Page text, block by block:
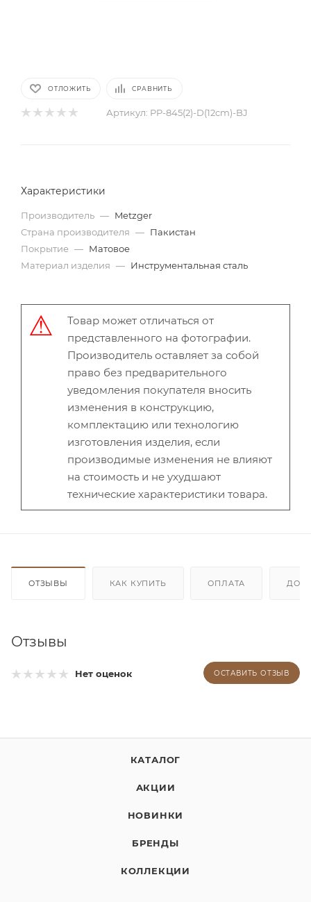
ОТЛОЖИТЬ СРАВНИТЬ
Артикул: PP-845(2)-D(12cm)-BJ
Характеристики
Производитель — Metzger
Страна производителя — Пакистан
Покрытие — Матовое
Материал изделия — Инструментальная сталь
Товар может отличаться от
представленного на фотографии.
Производитель оставляет за собой
право без предварительного
уведомления покупателя вносить
изменения в конструкцию,
комплектацию или технологию
изготовления изделия, если
производимые изменения не влияют
на стоимость и не ухудшают
технические характеристики товара.
ОТЗЫВЫ КАК КУПИТЬ ОПЛАТА
Отзывы
Нет оценок ОСТАВИТЬ ОТЗЫВ
КАТАЛОГ
АКЦИИ
НОВИНКИ
БРЕНДЫ
КОЛЛЕКЦИИ